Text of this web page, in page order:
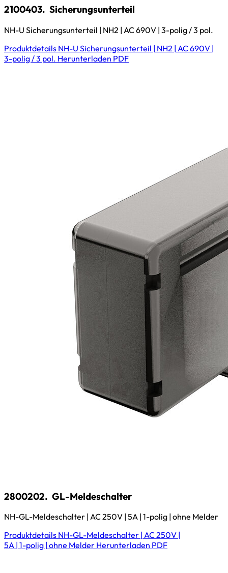
2100403. Sicherungsunterteil
NH-U Sicherungsunterteil | NH2 | AC 690V | 3-polig / 3 pol.
Produktdetails NH-U Sicherungsunterteil | NH2 | AC 690V |
3-polig / 3 pol. Herunterladen PDF
2800202. GL-Meldeschalter
NH-GL-Meldeschalter | AC 250V | 5A | 1-polig | ohne Melder
Produktdetails NH-GL-Meldeschalter | AC 250V |
5A | 1-polig | ohne Melder Herunterladen PDF